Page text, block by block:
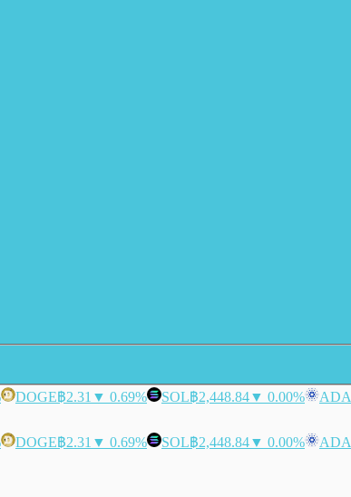
DOGE฿2.31 ▼ 0.69% SOL฿2,448.84▼ 0.00% ADA
DOGE฿2.31 ▼ 0.69% SOL฿2,448.84▼ 0.00% ADA